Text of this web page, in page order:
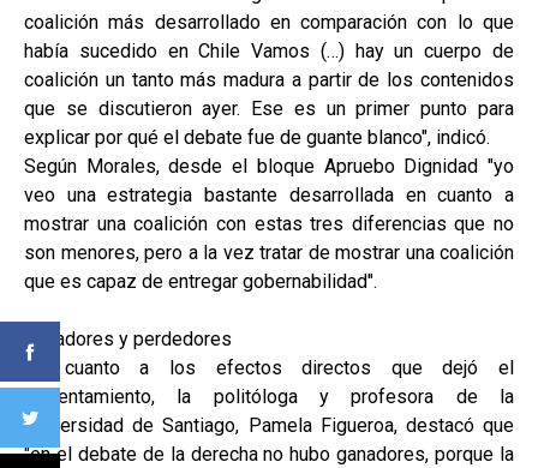
coalición más desarrollado en comparación con lo que
había sucedido en Chile Vamos (…) hay un cuerpo de
coalición un tanto más madura a partir de los contenidos
que se discutieron ayer. Ese es un primer punto para
explicar por qué el debate fue de guante blanco", indicó.
Según Morales, desde el bloque Apruebo Dignidad "yo
veo una estrategia bastante desarrollada en cuanto a
mostrar una coalición con estas tres diferencias que no
son menores, pero a la vez tratar de mostrar una coalición
que es capaz de entregar gobernabilidad".
Ganadores y perdedores
En cuanto a los efectos directos que dejó el
enfrentamiento, la politóloga y profesora de la
Universidad de Santiago, Pamela Figueroa, destacó que
"en el debate de la derecha no hubo ganadores, porque la